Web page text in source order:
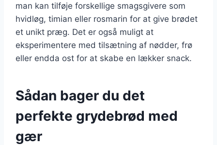
man kan tilføje forskellige smagsgivere som
hvidløg, timian eller rosmarin for at give brødet
et unikt præg. Det er også muligt at
eksperimentere med tilsætning af nødder, frø
eller endda ost for at skabe en lækker snack.
Sådan bager du det
perfekte grydebrød med
gær